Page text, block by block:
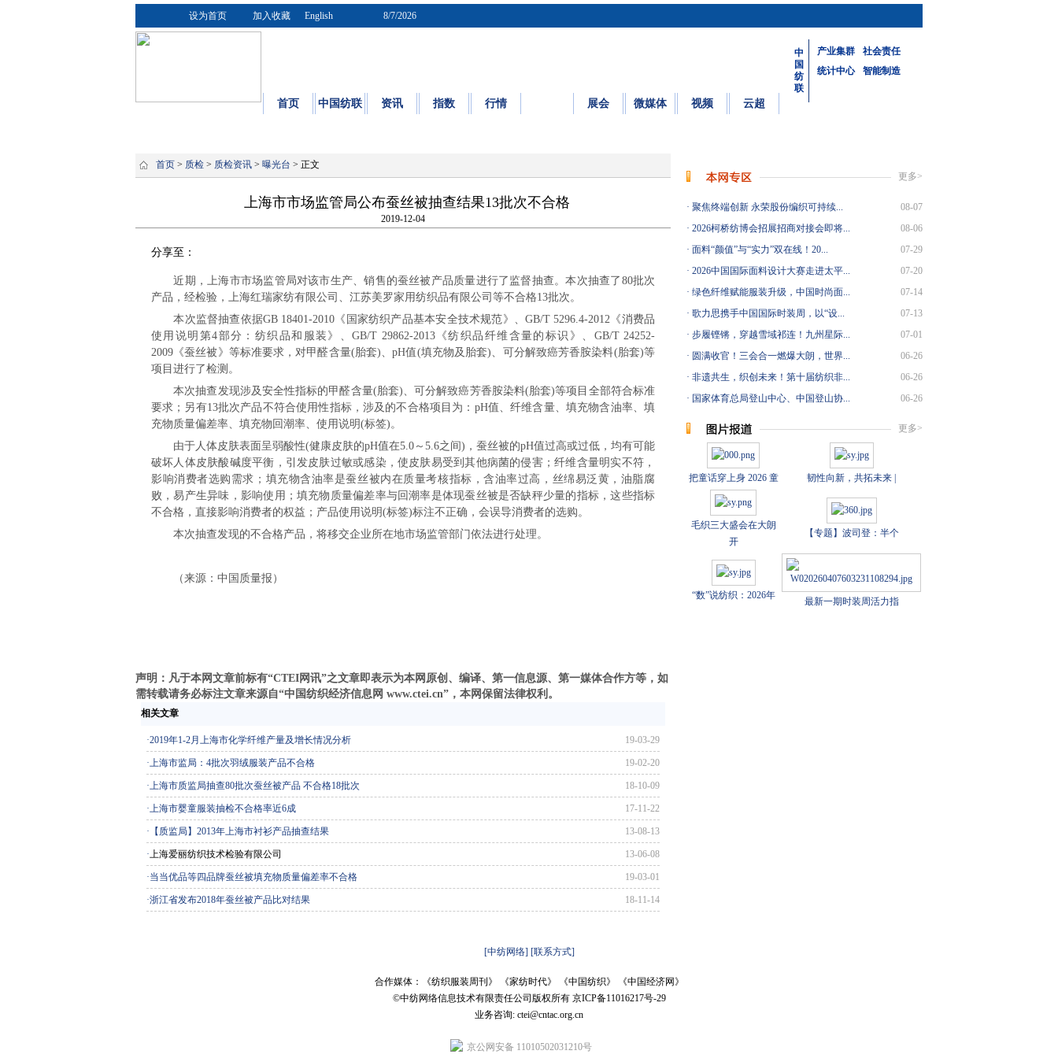
设为首页 加入收藏 English 8/7/2026
首页 中国纺联 资讯 指数 行情 展会 微媒体 视频 云超
中
国
纺
联
产业集群
社会责任
统计中心
智能制造
首页 > 质检 > 质检资讯 > 曝光台 > 正文
上海市市场监管局公布蚕丝被抽查结果13批次不合格
2019-12-04
分享至：
近期，上海市市场监管局对该市生产、销售的蚕丝被产品质量进行了监督抽查。本次抽查了80批次
产品，经检验，上海红瑞家纺有限公司、江苏美罗家用纺织品有限公司等不合格13批次。
本次监督抽查依据GB 18401-2010《国家纺织产品基本安全技术规范》、GB/T 5296.4-2012《消费品
使用说明第4部分：纺织品和服装》、GB/T 29862-2013《纺织品纤维含量的标识》、GB/T 24252-
2009《蚕丝被》等标准要求，对甲醛含量(胎套)、pH值(填充物及胎套)、可分解致癌芳香胺染料(胎套)等
项目进行了检测。
本次抽查发现涉及安全性指标的甲醛含量(胎套)、可分解致癌芳香胺染料(胎套)等项目全部符合标准
要求；另有13批次产品不符合使用性指标，涉及的不合格项目为：pH值、纤维含量、填充物含油率、填
充物质量偏差率、填充物回潮率、使用说明(标签)。
由于人体皮肤表面呈弱酸性(健康皮肤的pH值在5.0～5.6之间)，蚕丝被的pH值过高或过低，均有可能
破坏人体皮肤酸碱度平衡，引发皮肤过敏或感染，使皮肤易受到其他病菌的侵害；纤维含量明实不符，
影响消费者选购需求；填充物含油率是蚕丝被内在质量考核指标，含油率过高，丝绵易泛黄，油脂腐
败，易产生异味，影响使用；填充物质量偏差率与回潮率是体现蚕丝被是否缺秤少量的指标，这些指标
不合格，直接影响消费者的权益；产品使用说明(标签)标注不正确，会误导消费者的选购。
本次抽查发现的不合格产品，将移交企业所在地市场监管部门依法进行处理。
（来源：中国质量报）
声明：凡于本网文章前标有“CTEI网讯”之文章即表示为本网原创、编译、第一信息源、第一媒体合作方等，如
需转载请务必标注文章来源自“中国纺织经济信息网 www.ctei.cn”，本网保留法律权利。
相关文章
19-03-29
·2019年1-2月上海市化学纤维产量及增长情况分析
19-02-20
·上海市监局：4批次羽绒服装产品不合格
18-10-09
·上海市质监局抽查80批次蚕丝被产品 不合格18批次
17-11-22
·上海市婴童服装抽检不合格率近6成
13-08-13
· 【质监局】2013年上海市衬衫产品抽查结果
13-06-08
·上海爱丽纺织技术检验有限公司
19-03-01
·当当优品等四品牌蚕丝被填充物质量偏差率不合格
18-11-14
·浙江省发布2018年蚕丝被产品比对结果
更多>
08-07
· 聚焦终端创新 永荣股份编织可持续...
08-06
· 2026柯桥纺博会招展招商对接会即将...
07-29
· 面料“颜值”与“实力”双在线！20...
07-20
· 2026中国国际面料设计大赛走进太平...
07-14
· 绿色纤维赋能服装升级，中国时尚面...
07-13
· 歌力思携手中国国际时装周，以“设...
07-01
· 步履铿锵，穿越雪域祁连！九州星际...
06-26
· 圆满收官！三会合一燃爆大朗，世界...
06-26
· 非遗共生，织创未来！第十届纺织非...
06-26
· 国家体育总局登山中心、中国登山协...
更多>
把童话穿上身 2026 童 韧性向新，共拓未来 |
毛织三大盛会在大朗
开
【专题】波司登：半个
“数”说纺织：2026年
最新一期时装周活力指
[中纺网络] [联系方式]
合作媒体：《纺织服装周刊》 《家纺时代》 《中国纺织》 《中国经济网》
©中纺网络信息技术有限责任公司版权所有 京ICP备11016217号-29
业务咨询: ctei@cntac.org.cn
京公网安备 11010502031210号